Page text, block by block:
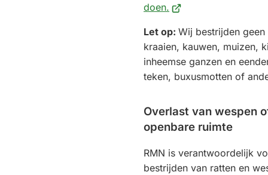
doen. (Verwijst
een
externe
website)
Let op: Wij bestrijden
kraaien, kauwen, muizen,
inheemse ganzen en
teken, buxusmotten of
Overlast van wespen
openbare ruimte
RMN is verantwoordelijk
bestrijden van ratten en